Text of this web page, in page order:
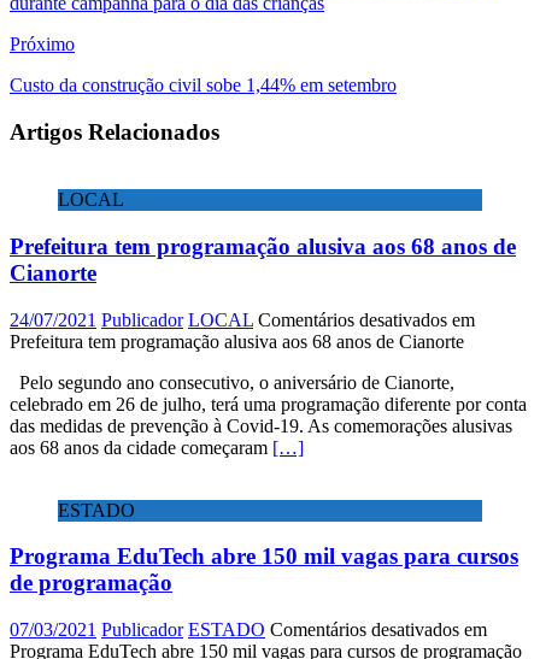
Próximo
Custo da construção civil sobe 1,44% em setembro
Artigos Relacionados
LOCAL
Prefeitura tem programação alusiva aos 68 anos de
Cianorte
24/07/2021 Publicador LOCAL Comentários desativados em
Prefeitura tem programação alusiva aos 68 anos de Cianorte
Pelo segundo ano consecutivo, o aniversário de Cianorte,
celebrado em 26 de julho, terá uma programação diferente por conta
das medidas de prevenção à Covid-19. As comemorações alusivas
aos 68 anos da cidade começaram […]
ESTADO
Programa EduTech abre 150 mil vagas para cursos
de programação
07/03/2021 Publicador ESTADO Comentários desativados em
Programa EduTech abre 150 mil vagas para cursos de programação